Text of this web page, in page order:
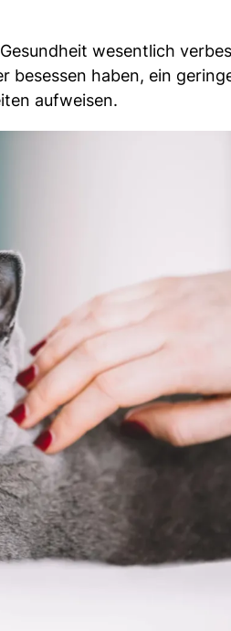
wesentlich
besessen haben, ein
aufweisen.